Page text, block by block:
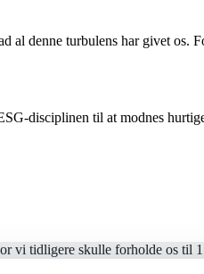
al denne turbulens har givet os.
disciplinen til at modnes
vi tidligere skulle forholde os til